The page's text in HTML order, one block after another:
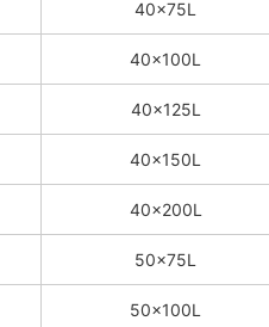
40×75L
40×100L
40×125L
40×150L
40×200L
50×75L
50×100L